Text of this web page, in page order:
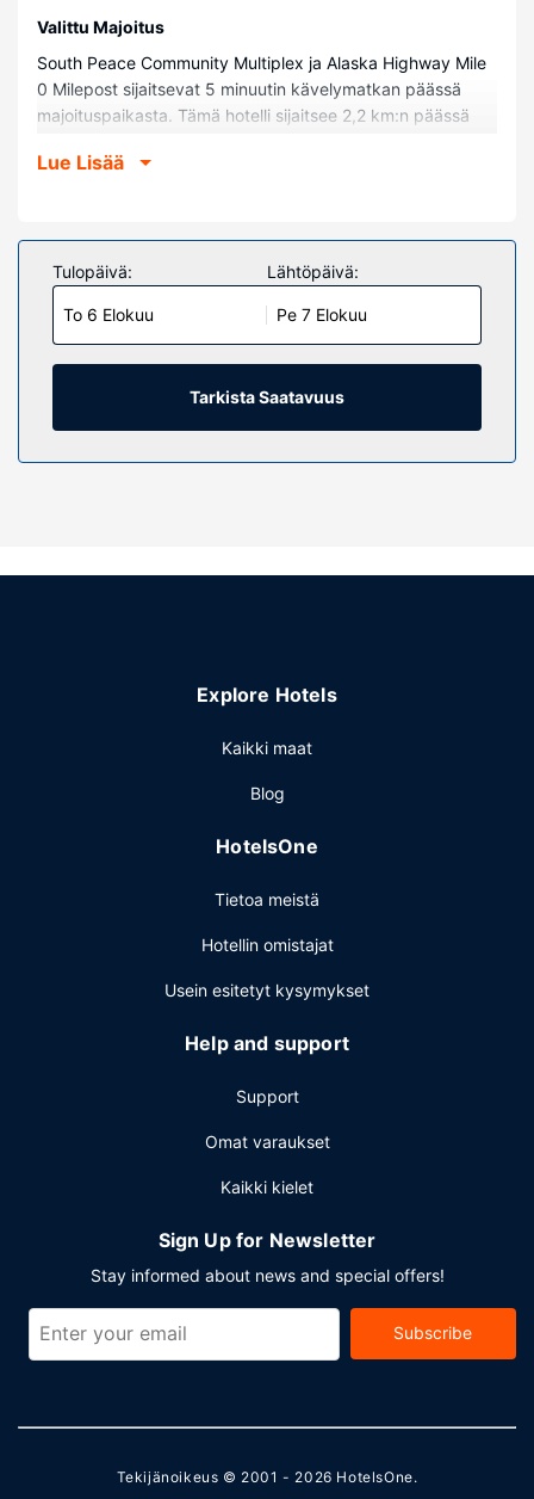
Valittu Majoitus
South Peace Community Multiplex ja Alaska Highway Mile
0 Milepost sijaitsevat 5 minuutin kävelymatkan päässä
majoituspaikasta. Tämä hotelli sijaitsee 2,2 km:n päässä
kohteesta Northern Alberta Railway Park.
Kaikissa 45 huoneessa on ilmastointi ja mikroaaltouuni.
Ilmainen langaton internetyhteys pitää sinut yhteydessä
verkkoon. Käytössäsi on kylpyhuone, jossa on suihkun ja
kylpyammeen yhdistelmä. Varusteluun kuuluu
kahvin-/vedenkeitin, tuuletin ja puhelin (ilmaiset
paikallispuhelut).
Kiinteistön miellyttävyys
langaton internetyhteys ja piknikalue.
pyykinpesutilat. Palveluihin kuuluu ilmainen pysäköinti.
Lue Lisää
Tulopäivä:
To 6 Elokuu
Lähtöpäivä:
Pe 7 Elokuu
Tarkista Saatavuus
Explore Hotels
Kaikki maat
Blog
HotelsOne
Tietoa meistä
Hotellin omistajat
Usein esitetyt kysymykset
Help and support
Support
Omat varaukset
Kaikki kielet
Sign Up for Newsletter
Stay informed about news and special offers!
Subscribe
Tekijänoikeus © 2001 - 2026 HotelsOne.